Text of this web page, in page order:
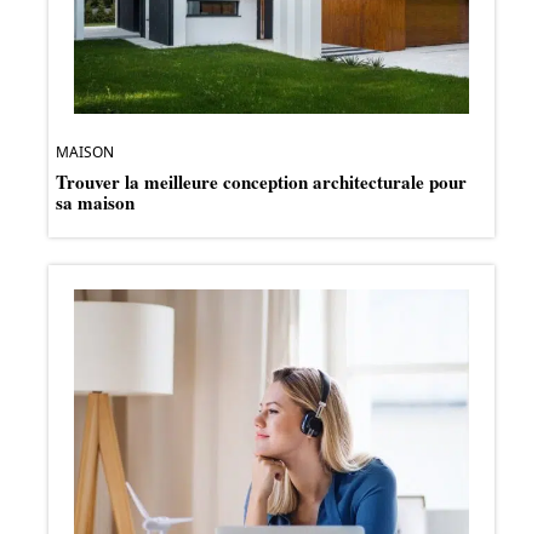
MAISON
Trouver la meilleure conception architecturale pour
sa maison